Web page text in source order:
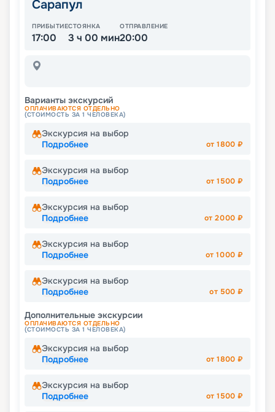
Сарапул
ПРИБЫТИЕ
17:00
СТОЯНКА
3 ч 00 мин
ОТПРАВЛЕНИЕ
20:00
Варианты экскурсий
ОПЛАЧИВАЮТСЯ ОТДЕЛЬНО
(СТОИМОСТЬ ЗА 1 ЧЕЛОВЕКА)
Экскурсия на выбор
Подробнее
от1800 ₽
Экскурсия на выбор
Подробнее
от1500 ₽
Экскурсия на выбор
Подробнее
от2000 ₽
Экскурсия на выбор
Подробнее
от1000 ₽
Экскурсия на выбор
Подробнее
от 500 ₽
Дополнительные экскурсии
ОПЛАЧИВАЮТСЯ ОТДЕЛЬНО
(СТОИМОСТЬ ЗА 1 ЧЕЛОВЕКА)
Экскурсия на выбор
Подробнее
от1800 ₽
Экскурсия на выбор
Подробнее
от1500 ₽